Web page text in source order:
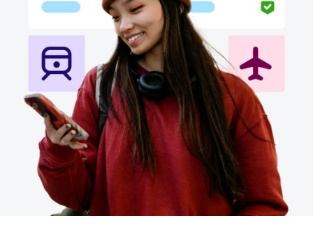
España (Español)
Norway (English)